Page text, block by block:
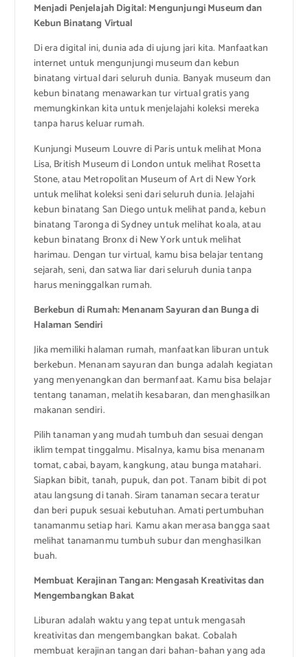
Menjadi Penjelajah Digital: Mengunjungi Museum dan
Kebun Binatang Virtual
Di era digital ini, dunia ada di ujung jari kita. Manfaatkan
internet untuk mengunjungi museum dan kebun
binatang virtual dari seluruh dunia. Banyak museum dan
kebun binatang menawarkan tur virtual gratis yang
memungkinkan kita untuk menjelajahi koleksi mereka
tanpa harus keluar rumah.
Kunjungi Museum Louvre di Paris untuk melihat Mona
Lisa, British Museum di London untuk melihat Rosetta
Stone, atau Metropolitan Museum of Art di New York
untuk melihat koleksi seni dari seluruh dunia. Jelajahi
kebun binatang San Diego untuk melihat panda, kebun
binatang Taronga di Sydney untuk melihat koala, atau
kebun binatang Bronx di New York untuk melihat
harimau. Dengan tur virtual, kamu bisa belajar tentang
sejarah, seni, dan satwa liar dari seluruh dunia tanpa
harus meninggalkan rumah.
Berkebun di Rumah: Menanam Sayuran dan Bunga di
Halaman Sendiri
Jika memiliki halaman rumah, manfaatkan liburan untuk
berkebun. Menanam sayuran dan bunga adalah kegiatan
yang menyenangkan dan bermanfaat. Kamu bisa belajar
tentang tanaman, melatih kesabaran, dan menghasilkan
makanan sendiri.
Pilih tanaman yang mudah tumbuh dan sesuai dengan
iklim tempat tinggalmu. Misalnya, kamu bisa menanam
tomat, cabai, bayam, kangkung, atau bunga matahari.
Siapkan bibit, tanah, pupuk, dan pot. Tanam bibit di pot
atau langsung di tanah. Siram tanaman secara teratur
dan beri pupuk sesuai kebutuhan. Amati pertumbuhan
tanamanmu setiap hari. Kamu akan merasa bangga saat
melihat tanamanmu tumbuh subur dan menghasilkan
buah.
Membuat Kerajinan Tangan: Mengasah Kreativitas dan
Mengembangkan Bakat
Liburan adalah waktu yang tepat untuk mengasah
kreativitas dan mengembangkan bakat. Cobalah
membuat kerajinan tangan dari bahan-bahan yang ada